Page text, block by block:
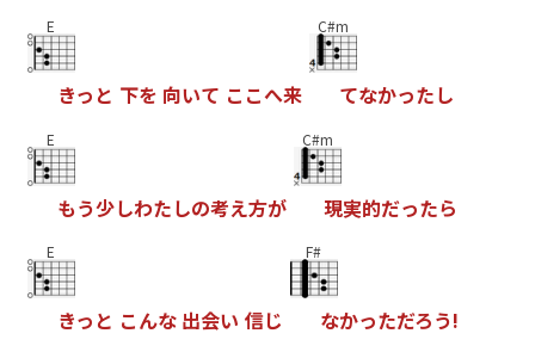
E
きっ と 下を 向いて こ こへ来
C#m
てなかったし
E
もう少しわたしの考え方が
C#m
現実的だったら
E
きっ と こんな 出会い 信じ
F#
なかっただろう!